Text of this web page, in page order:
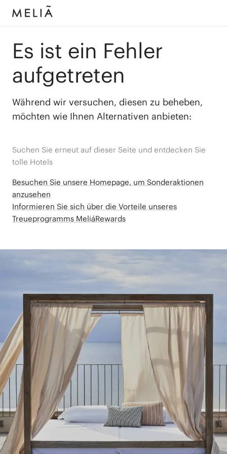
Es ist ein Fehler
aufgetreten
Während wir versuchen, diesen zu beheben,
möchten wie Ihnen Alternativen anbieten:
Suchen Sie erneut auf dieser Seite und entdecken Sie
tolle Hotels
Besuchen Sie unsere Homepage, um Sonderaktionen
anzusehen
Informieren Sie sich über die Vorteile unseres
Treueprogramms MeliáRewards